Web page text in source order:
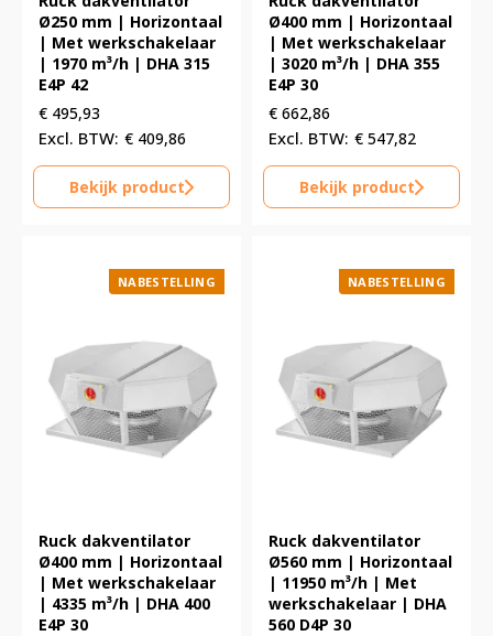
Ø250 mm | Horizontaal
| Met werkschakelaar
| 1970 m³/h | DHA 315
E4P 42
€ 495,93
€ 409,86
Bekijk product
Ø400 mm | Horizontaal
| Met werkschakelaar
| 3020 m³/h | DHA 355
E4P 30
€ 662,86
€ 547,82
Bekijk product
NABESTELLING
Ruck dakventilator
Ø400 mm | Horizontaal
| Met werkschakelaar
| 4335 m³/h | DHA 400
E4P 30
NABESTELLING
Ruck dakventilator
Ø560 mm | Horizontaal
| 11950 m³/h | Met
werkschakelaar | DHA
560 D4P 30